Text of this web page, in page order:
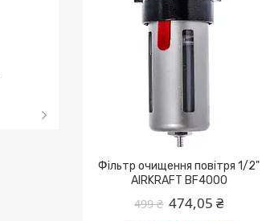
Фільтр очищення повітря 1/2"
AIRKRAFT BF4000
499 ₴ 474,05 ₴